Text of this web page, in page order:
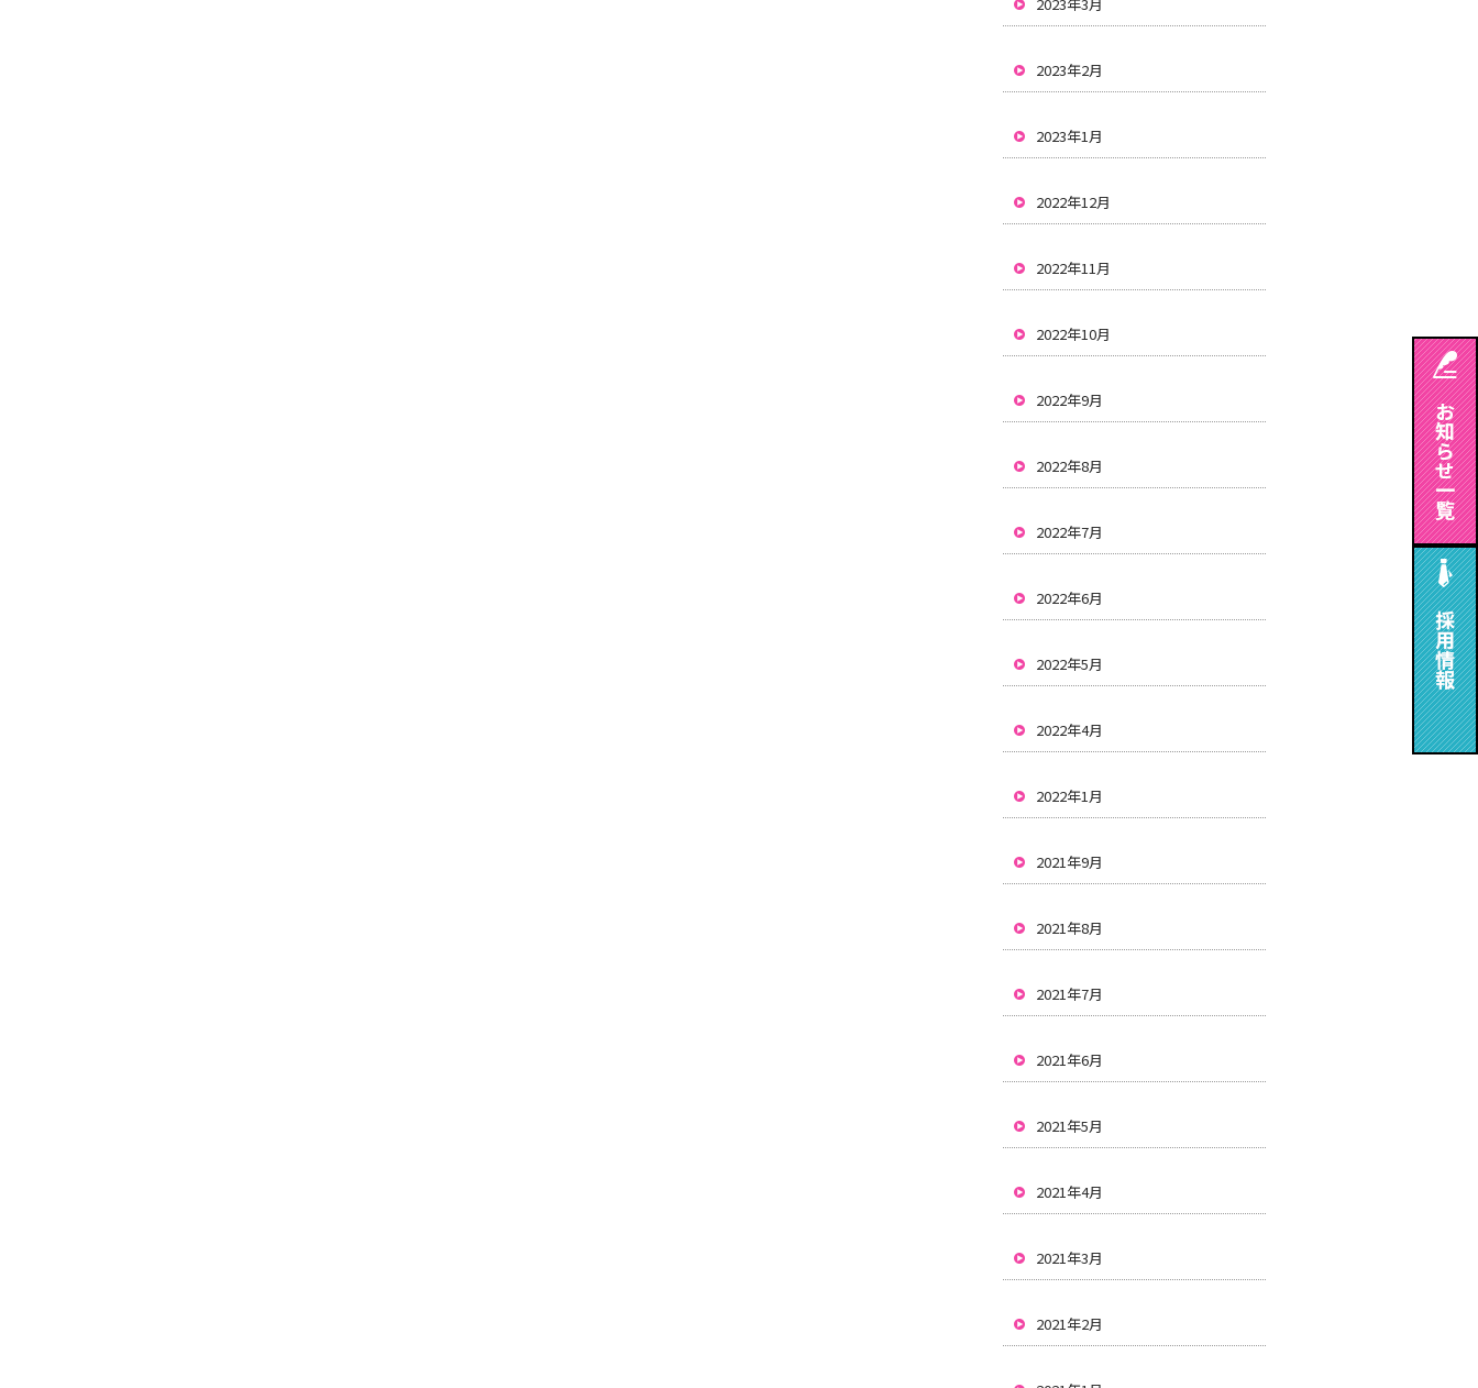
2023年2月
2023年1月
2022年12月
2022年11月
2022年10月
2022年9月
2022年8月
2022年7月
2022年6月
2022年5月
2022年4月
2022年1月
2021年9月
2021年8月
2021年7月
2021年6月
2021年5月
2021年4月
2021年3月
2021年2月